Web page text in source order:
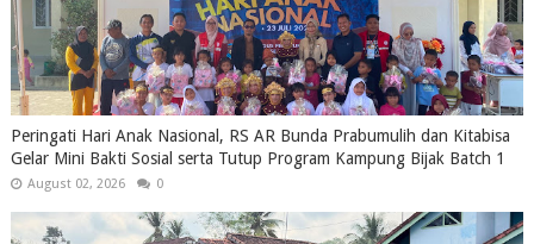
Peringati Hari Anak Nasional, RS AR Bunda Prabumulih dan Kitabisa
Gelar Mini Bakti Sosial serta Tutup Program Kampung Bijak Batch 1
August 02, 2026 0